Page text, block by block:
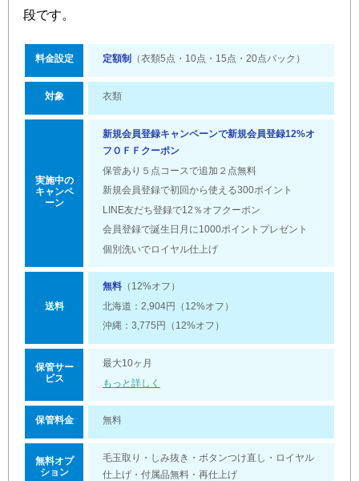
段です。
料金設定 定額制 （衣類5点・10点・15点・20点パック）
対象 衣類
実施中の
キャンペ
ーン
新規会員登録キャンペーンで新規会員登録12%オ
フＯＦＦクーポン
保管あり５点コースで追加２点無料
新規会員登録で初回から使える300ポイント
LINE友だち登録で12％オフクーポン
会員登録で誕生日月に1000ポイントプレゼント
個別洗いでロイヤル仕上げ
送料
無料 （12%オフ）
北海道：2,904円（12%オフ）
沖縄：3,775円（12%オフ）
保管サー
ビス
最大10ヶ月
もっと詳しく
保管料金 無料
無料オプ
ション
毛玉取り・しみ抜き・ボタンつけ直し・ロイヤル
仕上げ・付属品無料・再仕上げ